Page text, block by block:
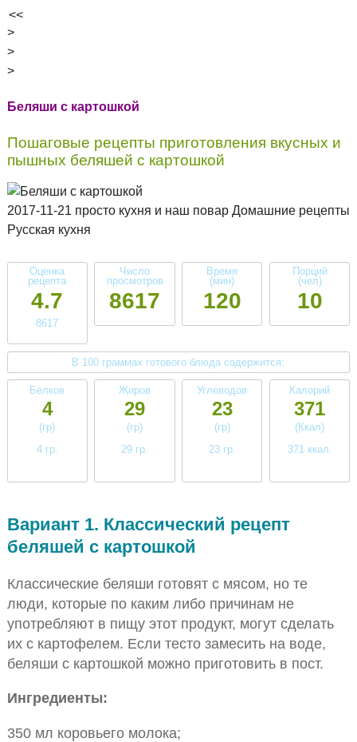
<<
>
>
>
Беляши с картошкой
Пошаговые рецепты приготовления вкусных и
пышных беляшей с картошкой
2017-11-21 просто кухня и наш повар Домашние рецепты
Русская кухня
Оценка
рецепта
4.7
8617
Число
просмотров
8617
Время
(мин)
120
Порций
(чел)
10
В 100 граммах готового блюда содержится:
Белков
4
(гр)
4 гр.
Жиров
29
(гр)
29 гр.
Углеводов
23
(гр)
23 гр.
Калорий
371
(Ккал)
371 ккал.
Вариант 1. Классический рецепт
беляшей с картошкой
Классические беляши готовят с мясом, но те
люди, которые по каким либо причинам не
употребляют в пищу этот продукт, могут сделать
их с картофелем. Если тесто замесить на воде,
беляши с картошкой можно приготовить в пост.
Ингредиенты:
350 мл коровьего молока;